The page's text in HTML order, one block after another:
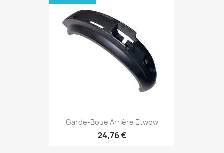
Garde-Boue Arrière Etwow
24,76 €